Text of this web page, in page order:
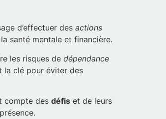
d’effectuer des actions
santé mentale et financière.
les risques de dépendance
la clé pour éviter des
compte des défis et de leurs